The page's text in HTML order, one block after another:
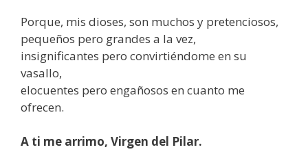
Porque, mis dioses, son muchos y pretenciosos,
pequeños pero grandes a la vez,
insignificantes pero convirtiéndome en su
vasallo,
elocuentes pero engañosos en cuanto me
ofrecen.
A ti me arrimo, Virgen del Pilar.